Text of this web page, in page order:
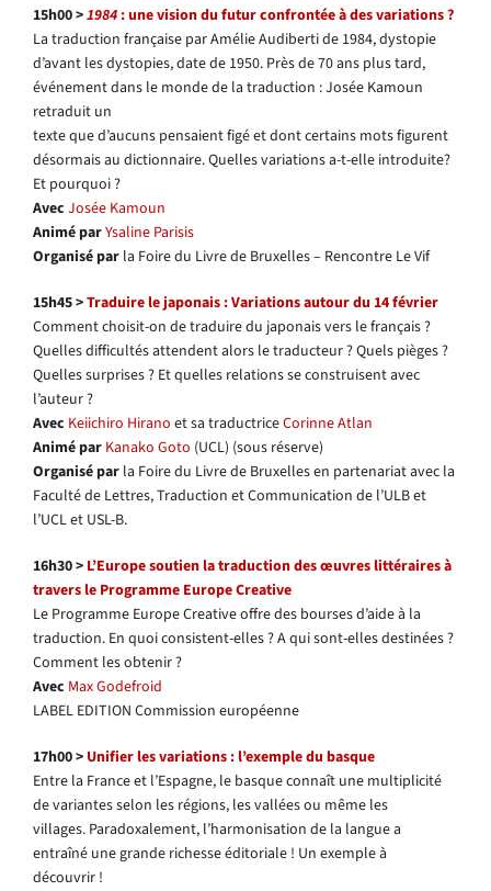
15h00 >1984 : une vision du futur confrontée à des variations ?
La traduction française par Amélie Audiberti de 1984, dystopie
d’avant les dystopies, date de 1950. Près de 70 ans plus tard,
événement dans le monde de la traduction : Josée Kamoun
retraduit un
texte que d’aucuns pensaient figé et dont certains mots figurent
désormais au dictionnaire. Quelles variations a-t-elle introduite?
Et pourquoi ?
Avec Josée Kamoun
Animé parYsaline Parisis
Organisé par la Foire du Livre de Bruxelles – Rencontre Le Vif
15h45 >Traduire le japonais : Variations autour du 14 février
Comment choisit-on de traduire du japonais vers le français ?
Quelles difficultés attendent alors le traducteur ? Quels pièges ?
Quelles surprises ? Et quelles relations se construisent avec
l’auteur ?
Avec Keiichiro Hirano et sa traductriceCorinne Atlan
Animé par Kanako Goto (UCL) (sous réserve)
Organisé par la Foire du Livre de Bruxelles en partenariat avec la
Faculté de Lettres, Traduction et Communication de l’ULB et
l’UCL et USL-B.
16h30 > L’Europe soutien la traduction des œuvres littéraires à
travers le Programme Europe Creative
Le Programme Europe Creative offre des bourses d’aide à la
traduction. En quoi consistent-elles ? A qui sont-elles destinées ?
Comment les obtenir ?
Avec Max Godefroid
LABEL EDITION Commission européenne
17h00 > Unifier les variations : l’exemple du basque
Entre la France et l’Espagne, le basque connaît une multiplicité
de variantes selon les régions, les vallées ou même les
villages. Paradoxalement, l’harmonisation de la langue a
entraîné une grande richesse éditoriale ! Un exemple à
découvrir !